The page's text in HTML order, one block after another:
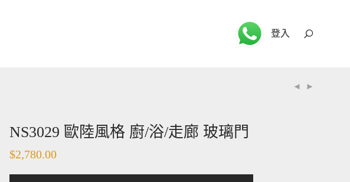
登入
NS3029 歐陸風格 廚/浴/走廊 玻璃門
$2,780.00